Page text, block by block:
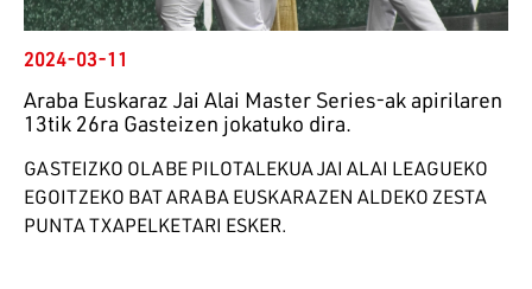
2024-03-11
Araba Euskaraz Jai Alai Master Series-ak apirilaren
13tik 26ra Gasteizen jokatuko dira.
GASTEIZKO OLABE PILOTALEKUA JAI ALAI LEAGUEKO
EGOITZEKO BAT ARABA EUSKARAZEN ALDEKO ZESTA
PUNTA TXAPELKETARI ESKER.